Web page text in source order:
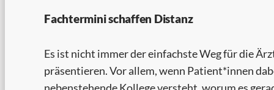
Fachtermini schaffen Distanz
Es ist nicht immer der einfachste Weg für die
präsentieren. Vor allem, wenn Patient*innen